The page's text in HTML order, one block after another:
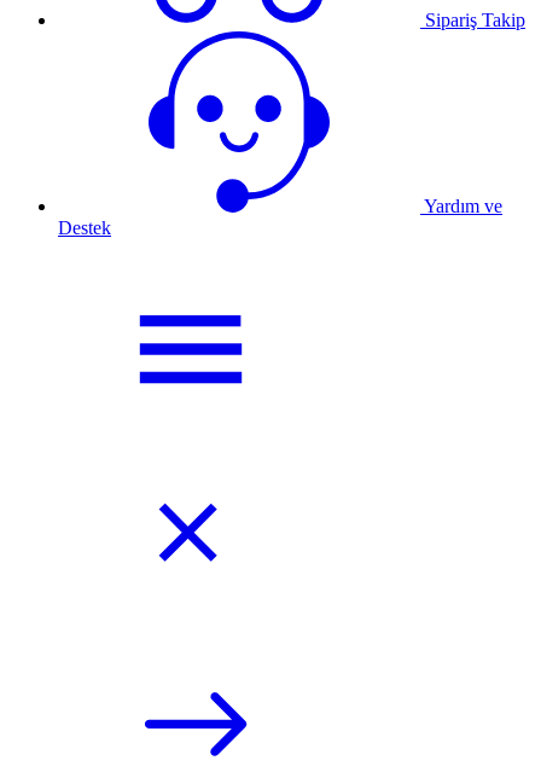
Sipariş Takip
Yardım ve
Destek